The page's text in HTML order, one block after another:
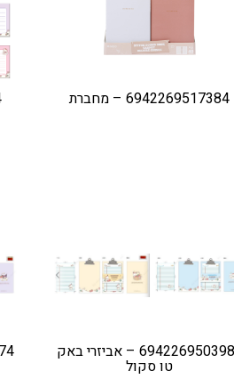
6942269517384 – מחברת
6942269503981 – אביזרי באק
טו סקול